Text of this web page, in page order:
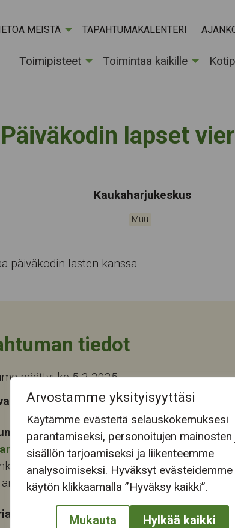
Arvostamme yksityisyyttäsi
Käytämme evästeitä selauskokemuksesi
parantamiseksi, personoitujen mainosten
sisällön tarjoamiseksi ja liikenteemme
analysoimiseksi. Hyväksyt evästeidemme
käytön klikkaamalla ”Hyväksy kaikki”.
Mukauta Hylkää kaikki
MEISTÄ TAPAHTUMAKALENTERI
Toimipisteet Toimintaa kaikille
Päiväkodin lapset
Tapahtumapaikka:
Kaukaharjukeskus
Kategoriat:
Muu
päiväkodin lasten kanssa.
tiedot
päättyi ke 5.2.2025
tapahtuma-aika
13-15